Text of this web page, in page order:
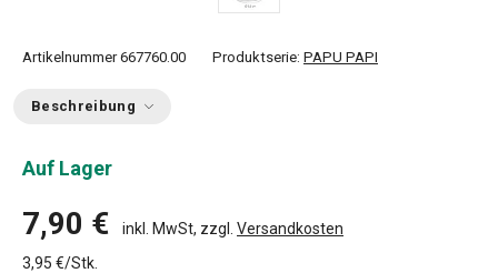
Artikelnummer 667760.00 Produktserie: PAPU PAPI
Beschreibung
Auf Lager
7,90 € inkl. MwSt, zzgl. Versandkosten
3,95 €/Stk.